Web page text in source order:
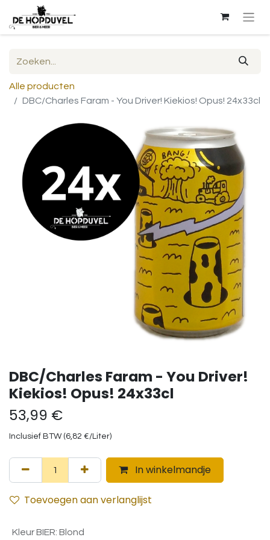
Alle producten
DBC/Charles Faram - You Driver! Kiekios! Opus! 24x33cl
DBC/Charles Faram - You Driver!
Kiekios! Opus! 24x33cl
53,99 €
Inclusief BTW (6,82 €/Liter)
In winkelmandje
Toevoegen aan verlanglijst
Kleur BIER: Blond